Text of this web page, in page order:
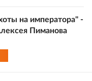
на императора" -
Пиманова